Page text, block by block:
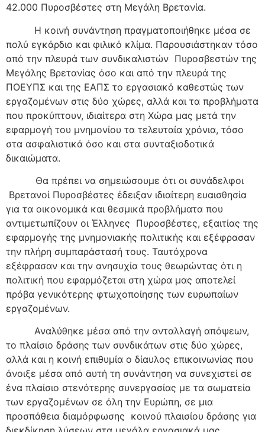
42.000 Πυροσβέστες στη Μεγάλη Βρετανία.
Η κοινή συνάντηση πραγματοποιήθηκε μέσα σε
πολύ εγκάρδιο και φιλικό κλίμα. Παρουσιάστηκαν τόσο
από την πλευρά των συνδικαλιστών Πυροσβεστών της
Μεγάλης Βρετανίας όσο και από την πλευρά της
ΠΟΕΥΠΣ και της ΕΑΠΣ το εργασιακό καθεστώς των
εργαζομένων στις δύο χώρες, αλλά και τα προβλήματα
που προκύπτουν, ιδιαίτερα στη Χώρα μας μετά την
εφαρμογή του μνημονίου τα τελευταία χρόνια, τόσο
στα ασφαλιστικά όσο και στα συνταξιοδοτικά
δικαιώματα.
Θα πρέπει να σημειώσουμε ότι οι συνάδελφοι
Βρετανοί Πυροσβέστες έδειξαν ιδιαίτερη ευαισθησία
για τα οικονομικά και θεσμικά προβλήματα που
αντιμετωπίζουν οι Έλληνες Πυροσβέστες, εξαιτίας της
εφαρμογής της μνημονιακής πολιτικής και εξέφρασαν
την πλήρη συμπαράστασή τους. Ταυτόχρονα
εξέφρασαν και την ανησυχία τους θεωρώντας ότι η
πολιτική που εφαρμόζεται στη χώρα μας αποτελεί
πρόβα γενικότερης φτωχοποίησης των ευρωπαίων
εργαζομένων.
Αναλύθηκε μέσα από την ανταλλαγή απόψεων,
το πλαίσιο δράσης των συνδικάτων στις δύο χώρες,
αλλά και η κοινή επιθυμία ο δίαυλος επικοινωνίας που
άνοιξε μέσα από αυτή τη συνάντηση να συνεχιστεί σε
ένα πλαίσιο στενότερης συνεργασίας με τα σωματεία
των εργαζομένων σε όλη την Ευρώπη, σε μια
προσπάθεια διαμόρφωσης κοινού πλαισίου δράσης για